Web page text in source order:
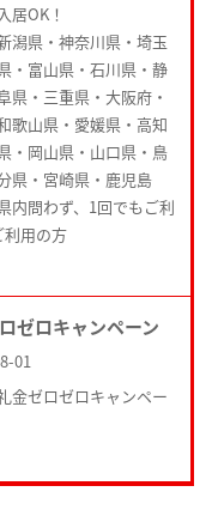
居OK！
潟県・神奈川県・埼玉
・富山県・石川県・静
県・三重県・大阪府・
歌山県・愛媛県・高知
・岡山県・山口県・鳥
県・宮崎県・鹿児島
内問わず、1回でもご利
利用の方
ゼロキャンペーン
01
金ゼロゼロキャンペー